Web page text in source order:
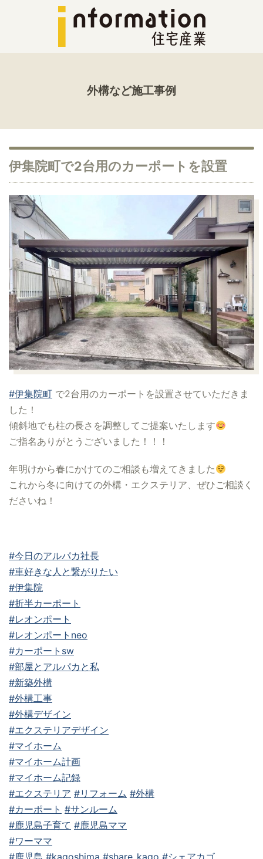
外構など施工事例
伊集院町で2台用のカーポートを設置
#伊集院町 で2台用のカーポートを設置させていただきま
した！
傾斜地でも柱の長さを調整してご提案いたします
ご指名ありがとうございました！！！
年明けから春にかけてのご相談も増えてきました
これから冬に向けての外構・エクステリア、ぜひご相談く
ださいね！
#今日のアルパカ社長
#車好きな人と繋がりたい
#伊集院
#折半カーポート
#レオンポート
#レオンポートneo
#カーポートsw
#部屋とアルパカと私
#新築外構
#外構工事
#外構デザイン
#エクステリアデザイン
#マイホーム
#マイホーム計画
#マイホーム記録
#エクステリア #リフォーム #外構
#カーポート #サンルーム
#鹿児島子育て #鹿児島ママ
#ワーママ